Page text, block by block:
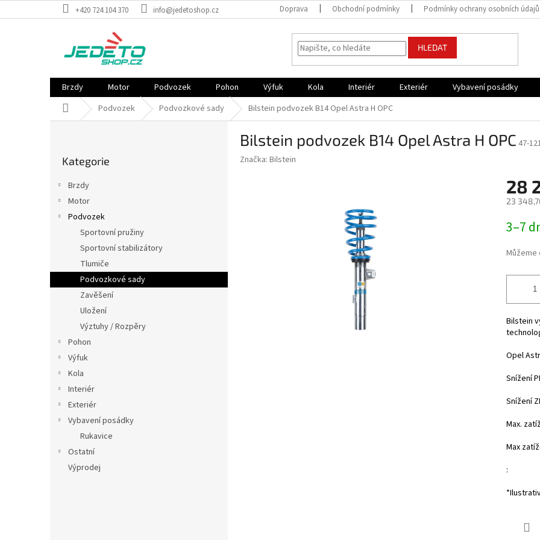
na
+420 724 104 370 info@jedetoshop.cz Doprava Obchodní podmínky Podmínky ochrany osobních údajů
HLEDAT
Brzdy Motor Podvozek Pohon Výfuk Kola Interiér Exteriér Vybavení posádky
Domů Podvozek Podvozkové sady Bilstein podvozek B14 Opel Astra H OPC
n
e
kategorie
Kategorie
Brzdy
Motor
Podvozek
Sportovní pružiny
Sportovní stabilizátory
Tlumiče
Podvozkové sady
Zavěšení
Uložení
Výztuhy / Rozpěry
Pohon
Výfuk
Kola
Interiér
Exteriér
Vybavení posádky
Rukavice
Ostatní
Výprodej
Bilstein podvozek B14 Opel Astra H OPC 47-
Značka: Bilstein
28
23
cena:
3–7
Můžeme
Bilstein
Opel
Snížení
Snížení
Max.
Max
: